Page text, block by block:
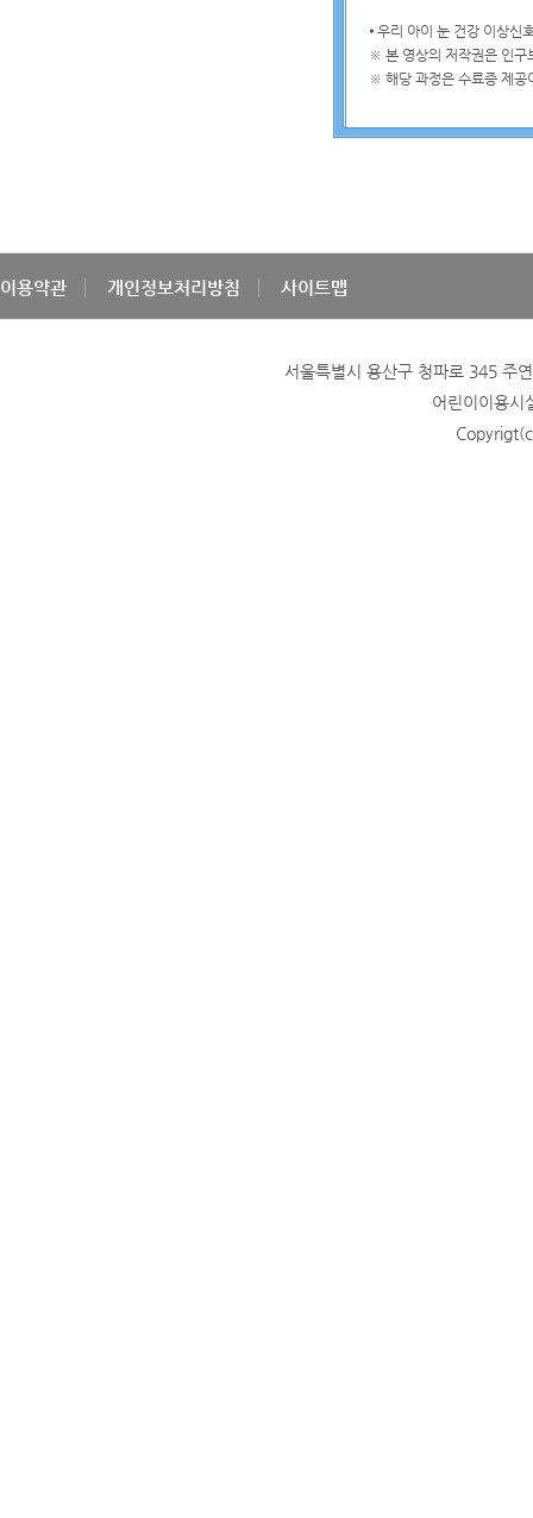
⦁ 우리 아이 눈 건강 이상신
※ 본 영상의 저작권은 인구
※ 해당 과정은 수료증 제공
이용약관 개인정보처리방침 사이트맵
서울특별시 용산구 청파로 345
어린이이용시